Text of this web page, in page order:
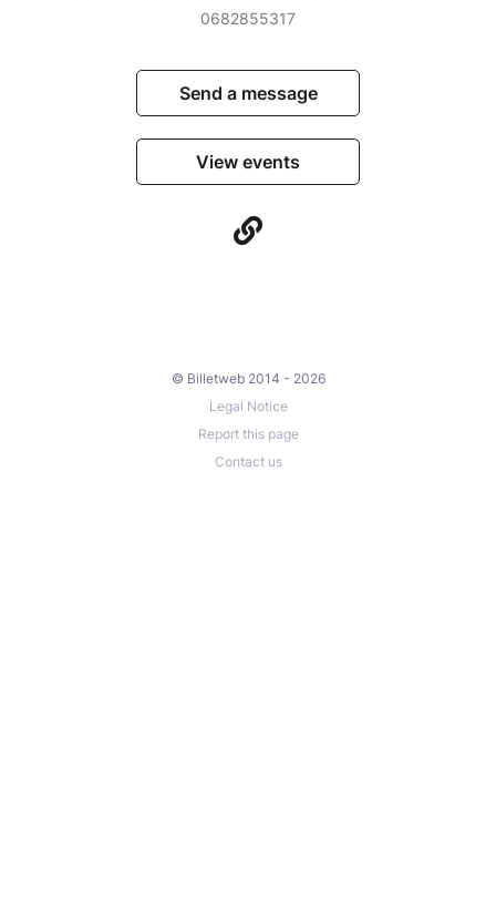
0682855317
Send a message
View events
© Billetweb 2014 - 2026
Legal Notice
Report this page
Contact us